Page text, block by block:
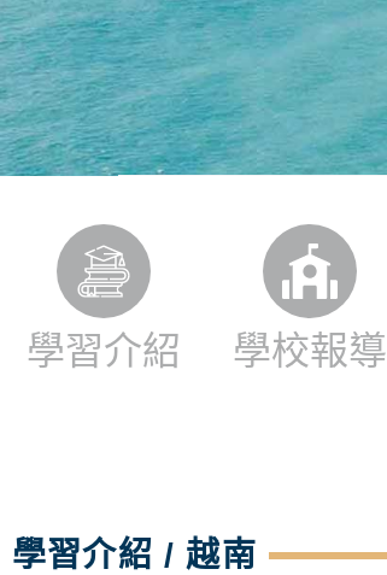
學習介紹 學校報導
學習介紹 / 越南